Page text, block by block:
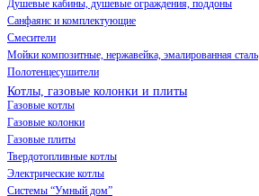
Душевые кабины, душевые ограждения, поддоны
Санфаянс и комплектующие
Смесители
Мойки композитные, нержавейка, эмалированная сталь
Полотенцесушители
Котлы, газовые колонки и плиты
Газовые котлы
Газовые колонки
Газовые плиты
Твердотопливные котлы
Электрические котлы
Системы “Умный дом”